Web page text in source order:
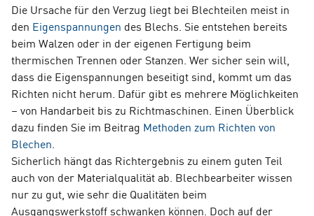
Die Ursache für den Verzug liegt bei Blechteilen meist in
den Eigenspannungen des Blechs. Sie entstehen bereits
beim Walzen oder in der eigenen Fertigung beim
thermischen Trennen oder Stanzen. Wer sicher sein will,
dass die Eigenspannungen beseitigt sind, kommt um das
Richten nicht herum. Dafür gibt es mehrere Möglichkeiten
– von Handarbeit bis zu Richtmaschinen. Einen Überblick
dazu finden Sie im Beitrag Methoden zum Richten von
Blechen
Sicherlich hängt das Richtergebnis zu einem guten Teil
auch von der Materialqualität ab. Blechbearbeiter wissen
nur zu gut, wie sehr die Qualitäten beim
Ausgangswerkstoff schwanken können. Doch auf der